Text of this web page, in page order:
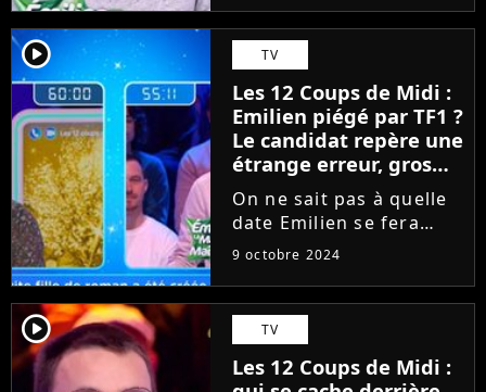
recherche d'une
quatorzième étoile
mystérieuse en ce mois
d'octobre 2024, a
explosé tous les
records...
player2 TV
Les 12 Coups de Midi :
Emilien piégé par TF1 ?
Le candidat repère une
étrange erreur, gros
malaise sur le plateau,
"Là, ça devient un..."
On ne sait pas à quelle
date Emilien se fera
éliminer des 12 Coups
que TF1 et les
producteurs ne font
rien pour l'aider à
gagner. Tandis que le
9 octobre 2024
player2 TV
Les 12 Coups de Midi :